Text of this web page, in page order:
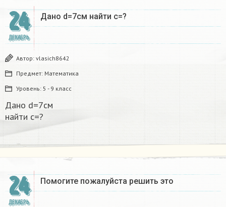
24
ДЕКАБРЬ
Дано d=7см найти с=?​
Автор: vlasich8642
Предмет: Математика
Уровень: 5 - 9 класс
Дано d=7см
найти с=?​
24
ДЕКАБРЬ
Помогите пожалуйста решить это